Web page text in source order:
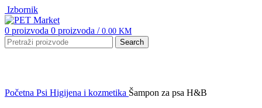
Izbornik
0 proizvoda 0 proizvoda / 0.00 KM
Search
Početna Psi Higijena i kozmetika Šampon za psa H&B